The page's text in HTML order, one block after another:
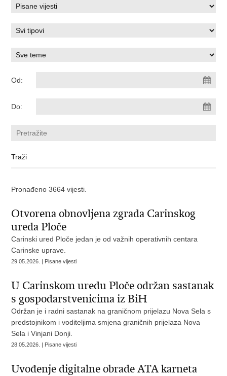
Od:
Do:
Pronađeno 3664 vijesti.
Otvorena obnovljena zgrada Carinskog
ureda Ploče
Carinski ured Ploče jedan je od važnih operativnih centara
Carinske uprave.
29.05.2026. | Pisane vijesti
U Carinskom uredu Ploče održan sastanak
s gospodarstvenicima iz BiH
Održan je i radni sastanak na graničnom prijelazu Nova Sela s
predstojnikom i voditeljima smjena graničnih prijelaza Nova
Sela i Vinjani Donji.
28.05.2026. | Pisane vijesti
Uvođenje digitalne obrade ATA karneta